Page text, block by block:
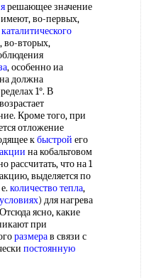
решающее значение
во-первых,
во-вторых,
, особенно иа
должна
1°. В
Кроме того, при
отложение
кбыстрой его
на кобальтовом
рассчитать, что на 1
выделяется по
количество тепла,
) для нагрева
ясно, какие
при
размерав связи с
постоянную